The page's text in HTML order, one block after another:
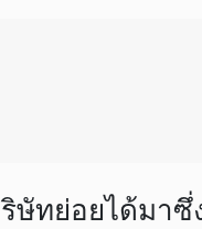
ษัทย่อยได้มา